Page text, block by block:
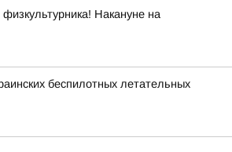
Накануне на
беспилотных летательных